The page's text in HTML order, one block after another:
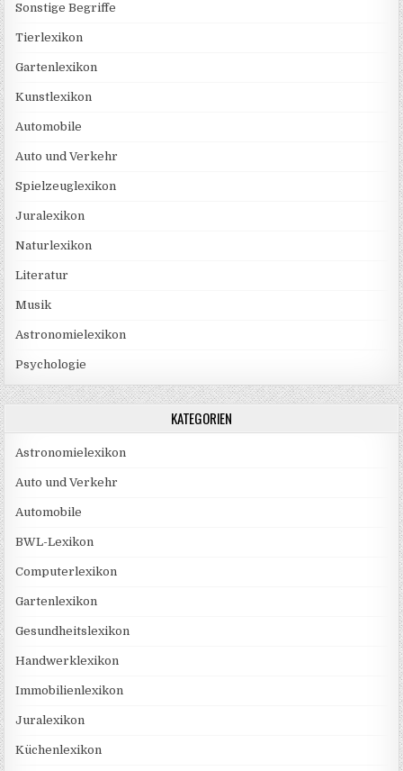
Sonstige Begriffe
Tierlexikon
Gartenlexikon
Kunstlexikon
Automobile
Auto und Verkehr
Spielzeuglexikon
Juralexikon
Naturlexikon
Literatur
Musik
Astronomielexikon
Psychologie
KATEGORIEN
Astronomielexikon
Auto und Verkehr
Automobile
BWL-Lexikon
Computerlexikon
Gartenlexikon
Gesundheitslexikon
Handwerklexikon
Immobilienlexikon
Juralexikon
Küchenlexikon